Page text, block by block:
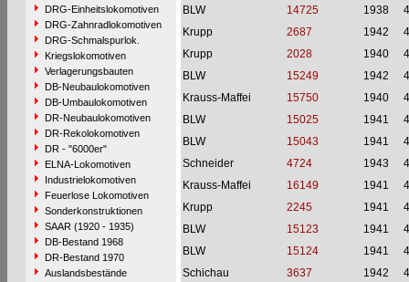
DRG-Einheitslokomotiven
DRG-Zahnradlokomotiven
DRG-Schmalspurlok.
Kriegslokomotiven
Verlagerungsbauten
DB-Neubaulokomotiven
DB-Umbaulokomotiven
DR-Neubaulokomotiven
DR-Rekolokomotiven
DR - "6000er"
ELNA-Lokomotiven
Industrielokomotiven
Feuerlose Lokomotiven
Sonderkonstruktionen
SAAR (1920 - 1935)
DB-Bestand 1968
DR-Bestand 1970
Auslandsbestände
BLW
14725 1938
Krupp
2687 1942
Krupp
2028 1940
BLW
15249 1942
Krauss-Maffei
15750 1940
BLW
15025 1941
BLW
15043 1941
Schneider
4724 1943
Krauss-Maffei
16149 1941
Krupp
2245 1941
BLW
15123 1941
BLW
15124 1941
Schichau
3637 1942